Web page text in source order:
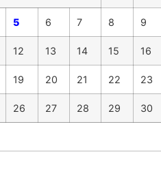
5 6 7 8 9
12 13 14 15 16
19 20 21 22 23
26 27 28 29 30